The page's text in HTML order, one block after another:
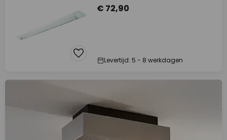
€ 72,90
Levertijd: 5 - 8 werkdagen